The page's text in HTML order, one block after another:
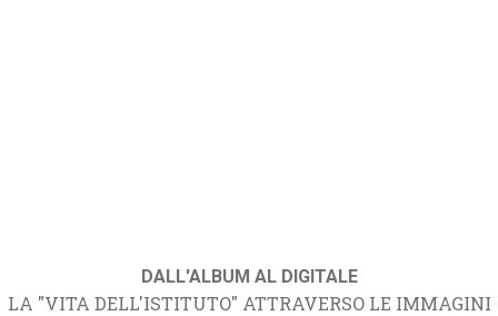
DALL'ALBUM AL DIGITALE
LA "VITA DELL'ISTITUTO" ATTRAVERSO LE IMMAGINI